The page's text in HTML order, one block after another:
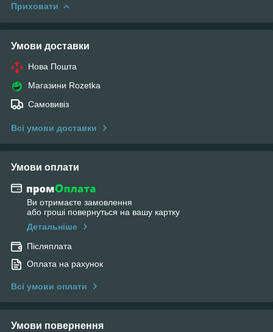
Приховати
Умови доставки
Нова Пошта
Магазини Rozetka
Самовивіз
Всі умови доставки
Умови оплати
Ви отримаєте замовлення
або гроші повернуться на вашу картку
Детальніше
Післяплата
Оплата на рахунок
Всі умови оплати
Умови повернення